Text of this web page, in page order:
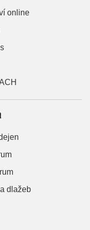
online
dlažeb